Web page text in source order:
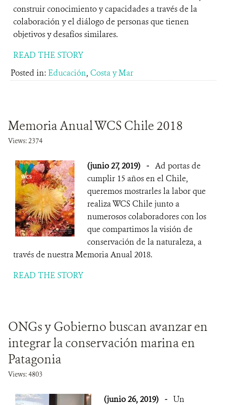
construir conocimiento y capacidades a través de la
colaboración y el diálogo de personas que tienen
objetivos y desafíos similares.
READ THE STORY
Posted in: Educación, Costa y Mar
Memoria Anual WCS Chile 2018
Views: 2374
(junio 27, 2019) - Ad portas de
cumplir 15 años en el Chile,
queremos mostrarles la labor que
realiza WCS Chile junto a
numerosos colaboradores con los
que compartimos la visión de
conservación de la naturaleza, a
través de nuestra Memoria Anual 2018.
READ THE STORY
ONGs y Gobierno buscan avanzar en
integrar la conservación marina en
Patagonia
Views: 4803
(junio 26, 2019) - Un